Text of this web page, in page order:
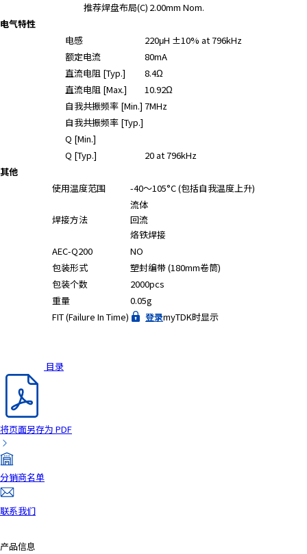
推荐焊盘布局(C) 2.00mm Nom.
电气特性
电感
220μH ±10% at 796kHz
额定电流
80mA
直流电阻 [Typ.]
8.4Ω
直流电阻 [Max.]
10.92Ω
自我共振频率 [Min.] 7MHz
自我共振频率 [Typ.]
Q [Min.]
Q [Typ.]
20 at 796kHz
其他
使用温度范围
-40～105°C (包括自我温度上升)
焊接方法
流体
回流
烙铁焊接
AEC-Q200
NO
包装形式
塑封编带 (180mm卷筒)
包装个数
2000pcs
重量
0.05g
FIT (Failure In Time)
登录myTDK时显示
目录
将页面另存为 PDF
分销商名单
联系我们
产品信息